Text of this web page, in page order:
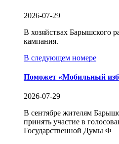
2026-07-29
В хозяйствах Барышского
кампания.
В следующем номере
Поможет «Мобильный
2026-07-29
В сентябре жителям
принять участие в
Государственной Думы Ф